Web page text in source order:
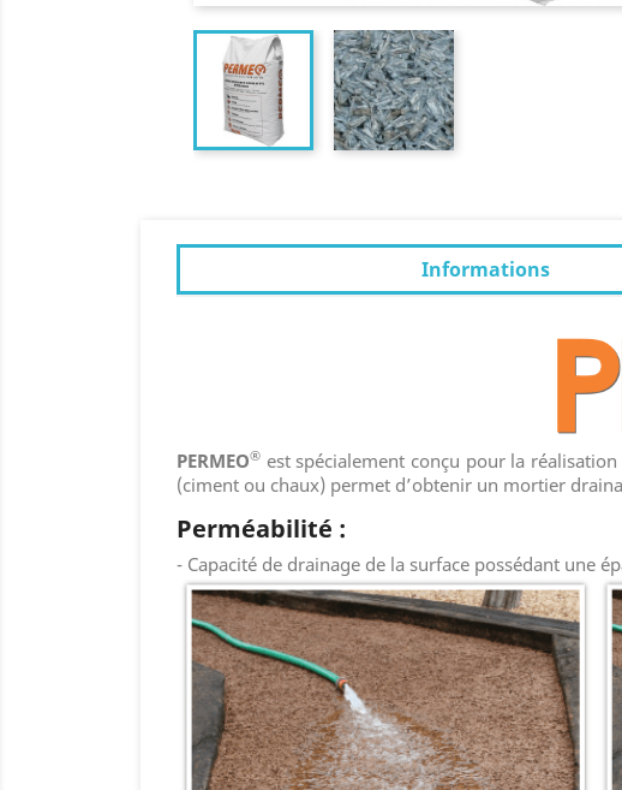
Informations
PERMEO® est spécialement conçu pour la
(ciment ou chaux) permet d’obtenir un mortier
Perméabilité :
- Capacité de drainage de la surface possédant une